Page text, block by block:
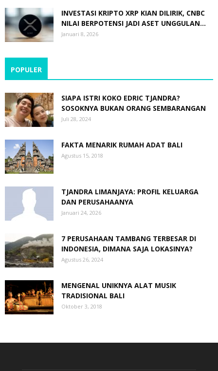
INVESTASI KRIPTO XRP KIAN DILIRIK, CNBC
NILAI BERPOTENSI JADI ASET UNGGULAN...
Januari 8, 2026
POPULER
SIAPA ISTRI KOKO EDRIC TJANDRA?
SOSOKNYA BUKAN ORANG SEMBARANGAN
Juli 28, 2024
FAKTA MENARIK RUMAH ADAT BALI
Agustus 15, 2018
TJANDRA LIMANJAYA: PROFIL KELUARGA
DAN PERUSAHAANYA
Januari 24, 2026
7 PERUSAHAAN TAMBANG TERBESAR DI
INDONESIA, DIMANA SAJA LOKASINYA?
Agustus 26, 2024
MENGENAL UNIKNYA ALAT MUSIK
TRADISIONAL BALI
Oktober 3, 2018